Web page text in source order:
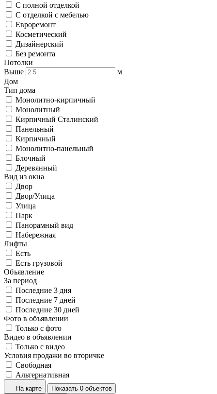
С полной отделкой
С отделкой с мебелью
Евроремонт
Косметический
Дизайнерский
Без ремонта
Потолки
Выше
м
Дом
Тип дома
Монолитно-кирпичный
Монолитный
Кирпичный Сталинский
Панельный
Кирпичный
Монолитно-панельный
Блочный
Деревянный
Вид из окна
Двор
Двор/Улица
Улица
Парк
Панорамный вид
Набережная
Лифты
Есть
Есть грузовой
Объявление
За период
Последние 3 дня
Последние 7 дней
Последние 30 дней
Фото в объявлении
Только с фото
Видео в объявлении
Только с видео
Условия продажи во вторичке
Свободная
Альтернативная
На карте
Показать 0 объектов